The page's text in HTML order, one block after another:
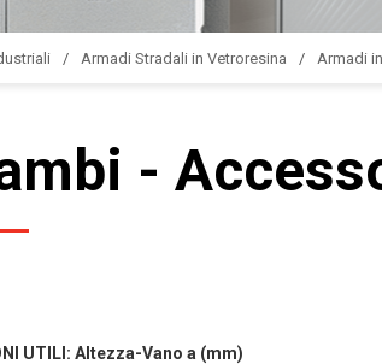
Armadi Stradali in Vetroresina Armadi
-
UTILI: Altezza-Vano a (mm)